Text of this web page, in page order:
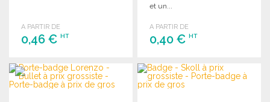
A PARTIR DE
0,46 € HT
COMMANDER
Demander un devis
et un...
A PARTIR DE
0,40 €HT
COMMANDER
Demander un devis